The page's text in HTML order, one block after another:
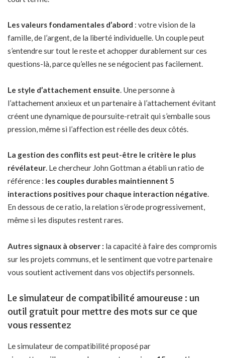
Les valeurs fondamentales d’abord : votre vision de la
famille, de l’argent, de la liberté individuelle. Un couple peut
s’entendre sur tout le reste et achopper durablement sur ces
questions-là, parce qu’elles ne se négocient pas facilement.
Le style d’attachement ensuite . Une personne à
l’attachement anxieux et un partenaire à l’attachement évitant
créent une dynamique de poursuite-retrait qui s’emballe sous
pression, même si l’affection est réelle des deux côtés.
La gestion des conflits est peut-être le critère le plus
révélateur. Le chercheur John Gottman a établi un ratio de
référence : les couples durables maintiennent 5
interactions positives pour chaque interaction négative.
En dessous de ce ratio, la relation s’érode progressivement,
même si les disputes restent rares.
Autres signaux à observer : la capacité à faire des compromis
sur les projets communs, et le sentiment que votre partenaire
vous soutient activement dans vos objectifs personnels.
Le simulateur de compatibilité amoureuse : un
outil gratuit pour mettre des mots sur ce que
vous ressentez
Le simulateur de compatibilité proposé par